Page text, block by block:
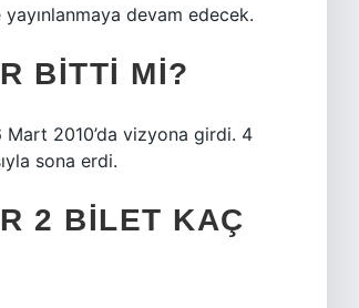
devam edecek.
BITTI MI?
2010’da vizyona girdi. 4
sona erdi.
2 BILET KAÇ